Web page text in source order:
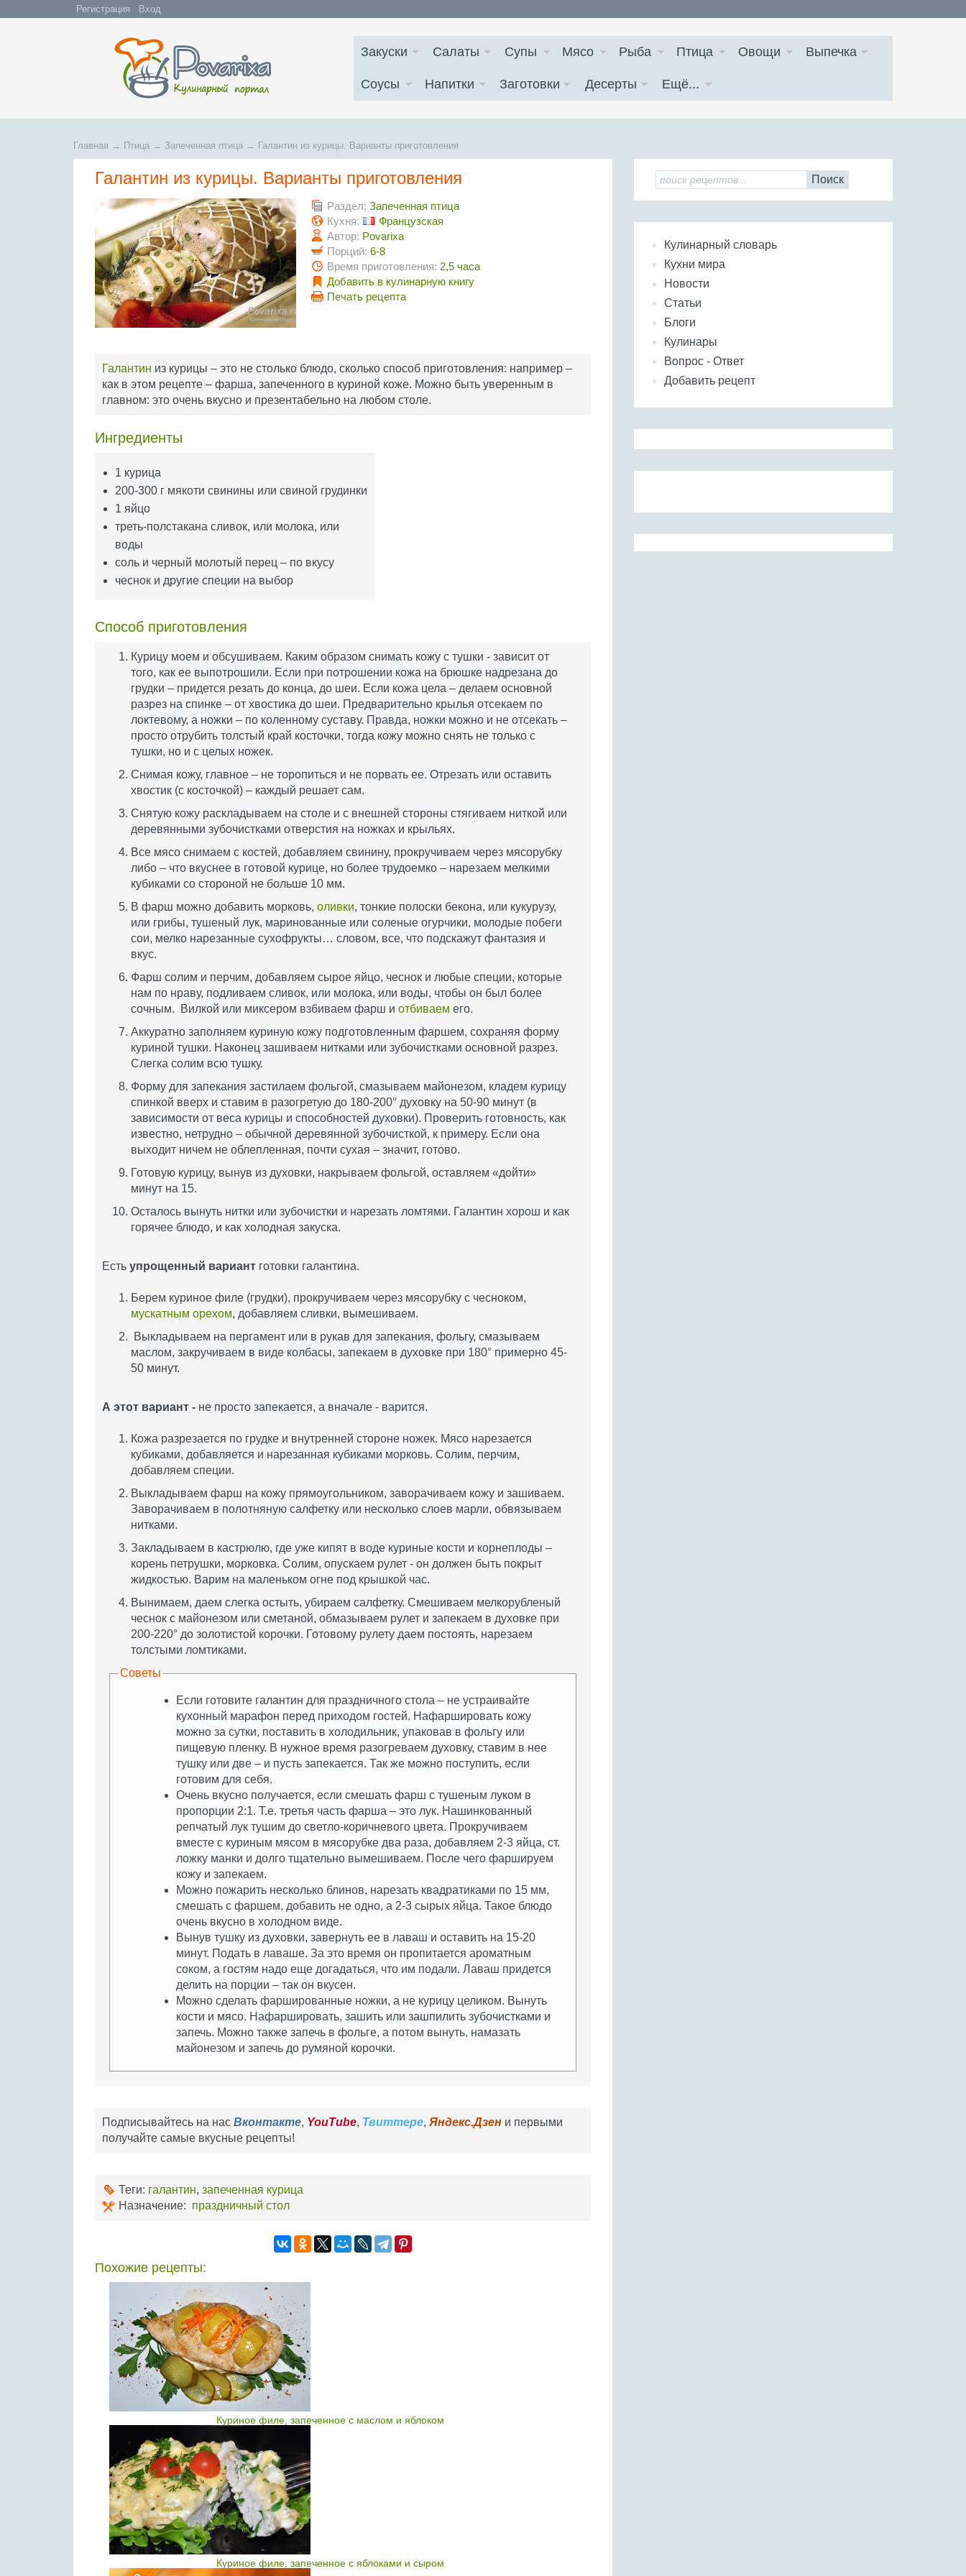
Регистрация Вход
Закуски Салаты Супы Мясо Рыба Птица Овощи Выпечка
Соусы Напитки Заготовки Десерты Ещё...
Главная → Птица → Запеченная птица → Галантин из курицы. Варианты приготовления
Галантин из курицы. Варианты приготовления
Раздел: Запеченная птица
Кухня:
Французская
Автор: Povarixa
Порций: 6-8
Время приготовления: 2,5 часа
Добавить в кулинарную книгу
Печать рецепта
Галантин из курицы – это не столько блюдо, сколько способ приготовления: например –
как в этом рецепте – фарша, запеченного в куриной коже. Можно быть уверенным в
главном: это очень вкусно и презентабельно на любом столе.
Ингредиенты
1 курица
200-300 г мякоти свинины или свиной грудинки
1 яйцо
треть-полстакана сливок, или молока, или
воды
соль и черный молотый перец – по вкусу
чеснок и другие специи на выбор
Способ приготовления
Курицу моем и обсушиваем. Каким образом снимать кожу с тушки - зависит от
того, как ее выпотрошили. Если при потрошении кожа на брюшке надрезана до
грудки – придется резать до конца, до шеи. Если кожа цела – делаем основной
разрез на спинке – от хвостика до шеи. Предварительно крылья отсекаем по
локтевому, а ножки – по коленному суставу. Правда, ножки можно и не отсекать –
просто отрубить толстый край косточки, тогда кожу можно снять не только с
тушки, но и с целых ножек.
Снимая кожу, главное – не торопиться и не порвать ее. Отрезать или оставить
хвостик (с косточкой) – каждый решает сам.
Снятую кожу раскладываем на столе и с внешней стороны стягиваем ниткой или
деревянными зубочистками отверстия на ножках и крыльях.
Все мясо снимаем с костей, добавляем свинину, прокручиваем через мясорубку
либо – что вкуснее в готовой курице, но более трудоемко – нарезаем мелкими
кубиками со стороной не больше 10 мм.
В фарш можно добавить морковь, оливки, тонкие полоски бекона, или кукурузу,
или грибы, тушеный лук, маринованные или соленые огурчики, молодые побеги
сои, мелко нарезанные сухофрукты… словом, все, что подскажут фантазия и
вкус.
Фарш солим и перчим, добавляем сырое яйцо, чеснок и любые специи, которые
нам по нраву, подливаем сливок, или молока, или воды, чтобы он был более
сочным. Вилкой или миксером взбиваем фарш и отбиваем его.
Аккуратно заполняем куриную кожу подготовленным фаршем, сохраняя форму
куриной тушки. Наконец зашиваем нитками или зубочистками основной разрез.
Слегка солим всю тушку.
Форму для запекания застилаем фольгой, смазываем майонезом, кладем курицу
спинкой вверх и ставим в разогретую до 180-200° духовку на 50-90 минут (в
зависимости от веса курицы и способностей духовки). Проверить готовность, как
известно, нетрудно – обычной деревянной зубочисткой, к примеру. Если она
выходит ничем не облепленная, почти сухая – значит, готово.
Готовую курицу, вынув из духовки, накрываем фольгой, оставляем «дойти»
минут на 15.
Осталось вынуть нитки или зубочистки и нарезать ломтями. Галантин хорош и как
горячее блюдо, и как холодная закуска.
Есть упрощенный вариант готовки галантина.
Берем куриное филе (грудки), прокручиваем через мясорубку с чесноком,
мускатным орехом, добавляем сливки, вымешиваем.
Выкладываем на пергамент или в рукав для запекания, фольгу, смазываем
маслом, закручиваем в виде колбасы, запекаем в духовке при 180° примерно 45-
50 минут.
А этот вариант - не просто запекается, а вначале - варится.
Кожа разрезается по грудке и внутренней стороне ножек. Мясо нарезается
кубиками, добавляется и нарезанная кубиками морковь. Солим, перчим,
добавляем специи.
Выкладываем фарш на кожу прямоугольником, заворачиваем кожу и зашиваем.
Заворачиваем в полотняную салфетку или несколько слоев марли, обвязываем
нитками.
Закладываем в кастрюлю, где уже кипят в воде куриные кости и корнеплоды –
корень петрушки, морковка. Солим, опускаем рулет - он должен быть покрыт
жидкостью. Варим на маленьком огне под крышкой час.
Вынимаем, даем слегка остыть, убираем салфетку. Смешиваем мелкорубленый
чеснок с майонезом или сметаной, обмазываем рулет и запекаем в духовке при
200-220° до золотистой корочки. Готовому рулету даем постоять, нарезаем
толстыми ломтиками.
Советы
Если готовите галантин для праздничного стола – не устраивайте
кухонный марафон перед приходом гостей. Нафаршировать кожу
можно за сутки, поставить в холодильник, упаковав в фольгу или
пищевую пленку. В нужное время разогреваем духовку, ставим в нее
тушку или две – и пусть запекается. Так же можно поступить, если
готовим для себя.
Очень вкусно получается, если смешать фарш с тушеным луком в
пропорции 2:1. Т.е. третья часть фарша – это лук. Нашинкованный
репчатый лук тушим до светло-коричневого цвета. Прокручиваем
вместе с куриным мясом в мясорубке два раза, добавляем 2-3 яйца, ст.
ложку манки и долго тщательно вымешиваем. После чего фаршируем
кожу и запекаем.
Можно пожарить несколько блинов, нарезать квадратиками по 15 мм,
смешать с фаршем, добавить не одно, а 2-3 сырых яйца. Такое блюдо
очень вкусно в холодном виде.
Вынув тушку из духовки, завернуть ее в лаваш и оставить на 15-20
минут. Подать в лаваше. За это время он пропитается ароматным
соком, а гостям надо еще догадаться, что им подали. Лаваш придется
делить на порции – так он вкусен.
Можно сделать фаршированные ножки, а не курицу целиком. Вынуть
кости и мясо. Нафаршировать, зашить или зашпилить зубочистками и
запечь. Можно также запечь в фольге, а потом вынуть, намазать
майонезом и запечь до румяной корочки.
Подписывайтесь на нас Вконтакте, YouTube, Твиттере, Яндекс.Дзен и первыми
получайте самые вкусные рецепты!
Теги: галантин, запеченная курица
Назначение: праздничный стол
Похожие рецепты:
Куриное филе, запеченное с маслом и яблоком
Куриное филе, запеченное с яблоками и сыром
Поиск
Кулинарный словарь
Кухни мира
Новости
Статьи
Блоги
Кулинары
Вопрос - Ответ
Добавить рецепт